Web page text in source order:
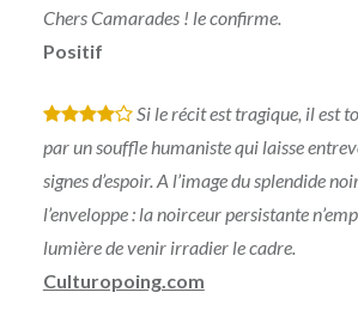
Chers Camarades ! le confirme.
Positif
* * * *
Si le récit est tragique, il est
par un souffle humaniste qui laisse
signes d’espoir. A l’image du splendide
l’enveloppe : la noirceur persistante
lumière de venir irradier le cadre.
Culturopoing.com